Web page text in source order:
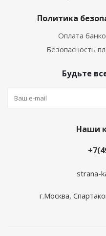
Политика
Оплата
Безопасность
Будьте
Наши
strana-
г.Москва,